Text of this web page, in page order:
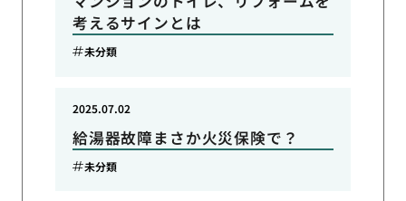
考えるサインとは
未分類
給湯器故障まさか火災保険で？
2025.07.02
未分類